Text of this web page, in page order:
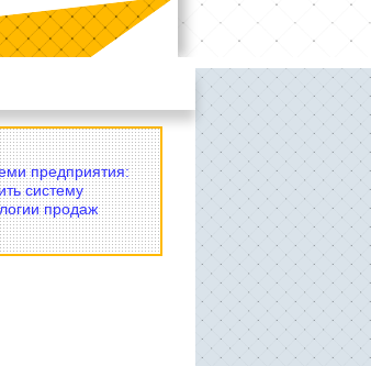
предприятия:
систему
продаж